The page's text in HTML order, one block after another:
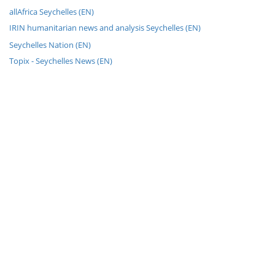
allAfrica Seychelles (EN)
IRIN humanitarian news and analysis Seychelles (EN)
Seychelles Nation (EN)
Topix - Seychelles News (EN)